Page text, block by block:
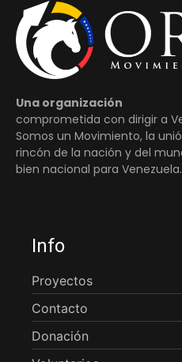
Una organización
comprometida con dirigir a
Somos un Movimiento, la
rincón de la nación y del
bien nacional para Venezuela.
Info
Proyectos
Contacto
Donación